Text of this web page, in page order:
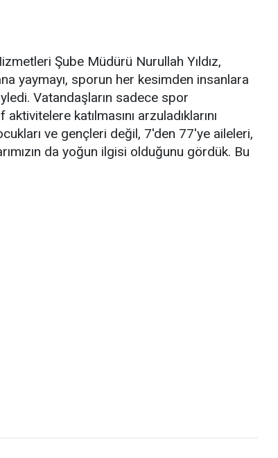
Şube Müdürü Nurullah Yıldız,
yaymayı, sporun her kesimden insanlara
Vatandaşların sadece spor
katılmasını arzuladıklarını
ve gençleri değil, 7'den 77'ye aileleri,
da yoğun ilgisi olduğunu gördük. Bu